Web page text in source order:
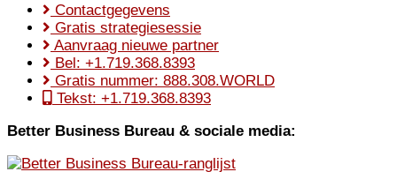
Contactgegevens
Gratis strategiesessie
Aanvraag nieuwe partner
Bel: +1.719.368.8393
Gratis nummer: 888.308.WORLD
Tekst: +1.719.368.8393
Better Business Bureau & sociale media: